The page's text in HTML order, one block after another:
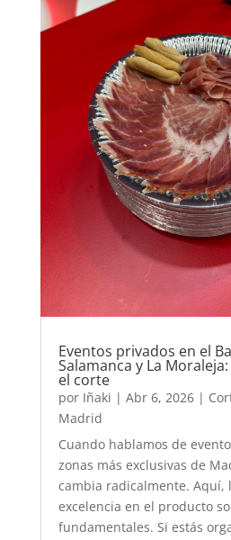
Eventos privados en el
Salamanca y La
el corte
por Iñaki | Abr 6, 2026|
Madrid
Cuando hablamos de
zonas más exclusivas de
cambia radicalmente. Aquí,
excelencia en el producto
fundamentales. Si estás